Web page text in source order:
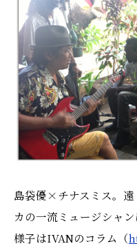
島袋優×チナスミス。遠
カの一流ミュージシャ
様子はIVANのコラム（